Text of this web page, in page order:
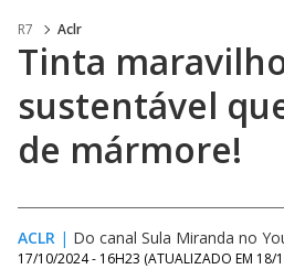
R7 Aclr
Tinta
sustentável
de mármore!
ACLR | Do canal Sula Miranda no
17/10/2024 - 16H23 (ATUALIZADO EM 18/